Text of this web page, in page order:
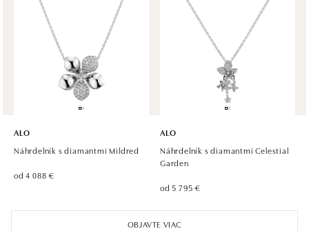
ALO diamonds OC Olympia, Brno
U Dálnice 777, 664 42 Modřice
tel.: +420 733 397 316, +420 605 231 821
dnes otvorené do 21:00
ALO diamonds OC Palladium, Praha 1
Náměstí Republiky 1, 110 00 Praha 1 - Nové Město
Pařížská 1076/7, 110 00 Praha 1
OBJAVTE VIAC
ALO
Náhrdelník s diamantmi Mildred
od 4 088 €
ALO
Náhrdelník s diamantmi Celestial
Garden
od 5 795 €